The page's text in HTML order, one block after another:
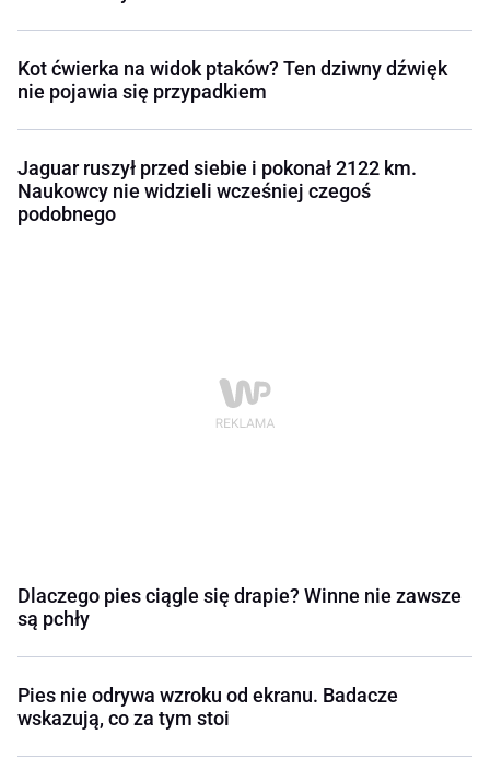
Kot ćwierka na widok ptaków? Ten dziwny dźwięk
nie pojawia się przypadkiem
Jaguar ruszył przed siebie i pokonał 2122 km.
Naukowcy nie widzieli wcześniej czegoś
podobnego
Dlaczego pies ciągle się drapie? Winne nie zawsze
są pchły
Pies nie odrywa wzroku od ekranu. Badacze
wskazują, co za tym stoi